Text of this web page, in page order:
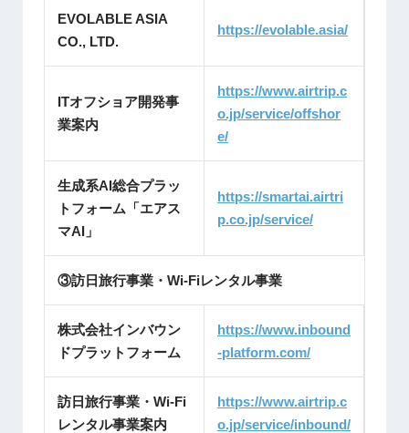
EVOLABLE ASIA
CO., LTD.
https://evolable.asia/
ITオフショア開発事
業案内
https://www.airtrip.c
o.jp/service/offshor
e/
生成系AI総合プラッ
トフォーム「エアス
マAI」
https://smartai.airtri
p.co.jp/service/
③訪日旅行事業・Wi-Fiレンタル事業
株式会社インバウン
ドプラットフォーム
https://www.inbound
-platform.com/
訪日旅行事業・Wi-Fi
レンタル事業案内
https://www.airtrip.c
o.jp/service/inbound/